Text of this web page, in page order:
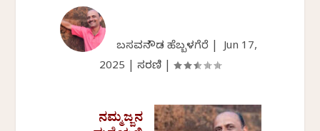
ಬಸವನಗೌಡ ಹೆಬ್ಬಳಗೆರೆ |Jun 17,
2025
ಸರಣಿ
ನಮ್ಮಜ್ಜನ